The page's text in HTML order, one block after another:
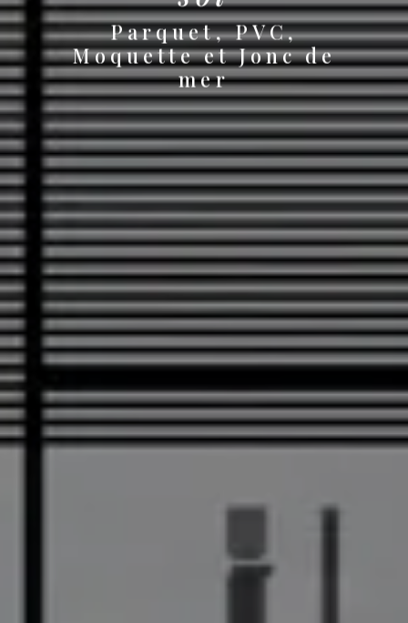
Parquet, PVC,
Moquette et Jonc de
mer